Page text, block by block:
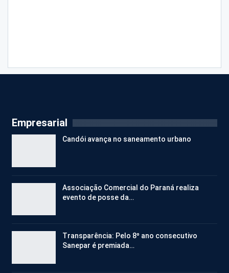
Empresarial
Candói avança no saneamento urbano
Associação Comercial do Paraná realiza
evento de posse da…
Transparência: Pelo 8º ano consecutivo
Sanepar é premiada…